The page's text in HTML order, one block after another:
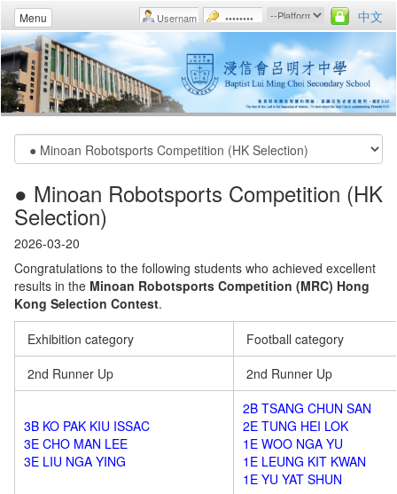
Menu 中文
● Minoan Robotsports Competition (HK
Selection)
2026-03-20
Congratulations to the following students who achieved excellent
results in the Minoan Robotsports Competition (MRC) Hong
Kong Selection Contest.
Exhibition category
Football category
2nd Runner Up
2nd Runner Up
3B KO PAK KIU ISSAC
3E CHO MAN LEE
3E LIU NGA YING
2B TSANG CHUN SAN
2E TUNG HEI LOK
1E WOO NGA YU
1E LEUNG KIT KWAN
1E YU YAT SHUN